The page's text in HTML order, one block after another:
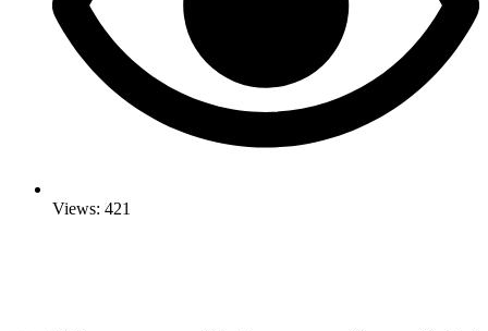
Views: 421